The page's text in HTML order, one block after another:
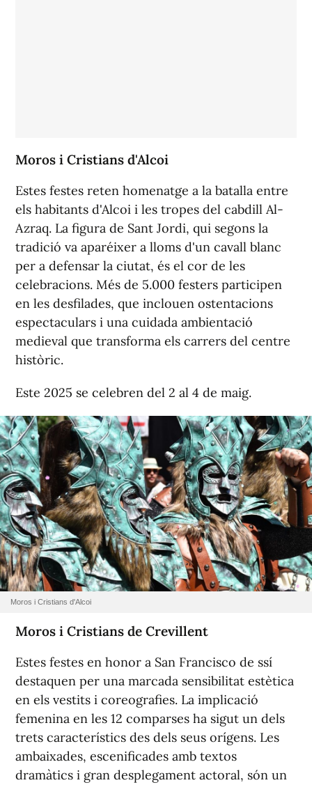
Moros i Cristians d'Alcoi
Estes festes reten homenatge a la batalla entre
els habitants d'Alcoi i les tropes del cabdill Al-
Azraq. La figura de Sant Jordi, qui segons la
tradició va aparéixer a lloms d'un cavall blanc
per a defensar la ciutat, és el cor de les
celebracions. Més de 5.000 festers participen
en les desfilades, que inclouen ostentacions
espectaculars i una cuidada ambientació
medieval que transforma els carrers del centre
històric.
Este 2025 se celebren del 2 al 4 de maig.
Moros i Cristians d'Alcoi
Moros i Cristians de Crevillent
Estes festes en honor a San Francisco de ssí
destaquen per una marcada sensibilitat estètica
en els vestits i coreografies. La implicació
femenina en les 12 comparses ha sigut un dels
trets característics des dels seus orígens. Les
ambaixades, escenificades amb textos
dramàtics i gran desplegament actoral, són un